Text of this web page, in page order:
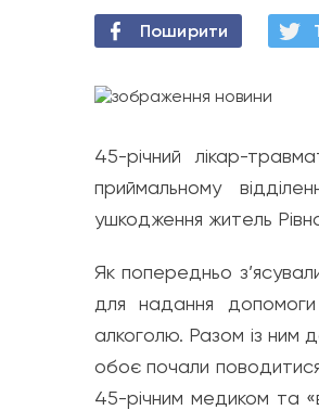
Поширити
45-річний лікар-
приймальному
ушкодження житель
Як попередньо
для надання
алкоголю. Разом із ним
обоє почали
45-річним медиком та